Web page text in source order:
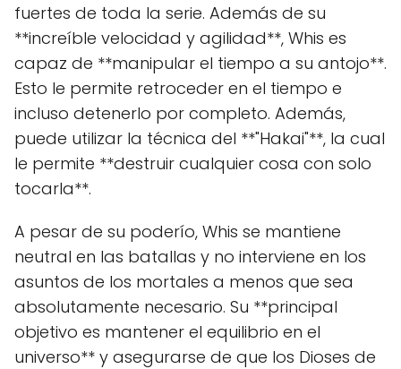
fuertes de toda la serie. Además de su
**increíble velocidad y agilidad**, Whis es
capaz de **manipular el tiempo a su antojo**.
Esto le permite retroceder en el tiempo e
incluso detenerlo por completo. Además,
puede utilizar la técnica del **"Hakai"**, la cual
le permite **destruir cualquier cosa con solo
tocarla**.
A pesar de su poderío, Whis se mantiene
neutral en las batallas y no interviene en los
asuntos de los mortales a menos que sea
absolutamente necesario. Su **principal
objetivo es mantener el equilibrio en el
universo** y asegurarse de que los Dioses de